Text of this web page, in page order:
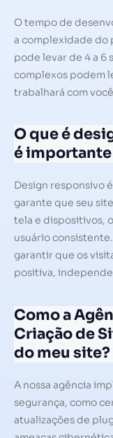
O tempo de
a complexidade do
pode levar de 4 a 6
complexos podem
trabalhará com
O que é
é importante
Design responsivo
garante que seu
tela e dispositivos,
usuário
garantir que os
positiva,
Como a
Criação de
do meu site?
A nossa agência
segurança, como
atualizações de